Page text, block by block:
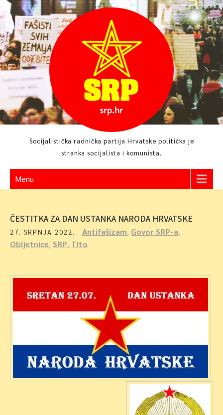
Skip
to
content
Socijalistička radnička partija Hrvatske politička je
stranka socijalista i komunista.
Menu
ČESTITKA ZA DAN USTANKA NARODA HRVATSKE
27. SRPNJA 2022. Antifašizam, Govor SRP-a,
Obljetnice, SRP, Tito